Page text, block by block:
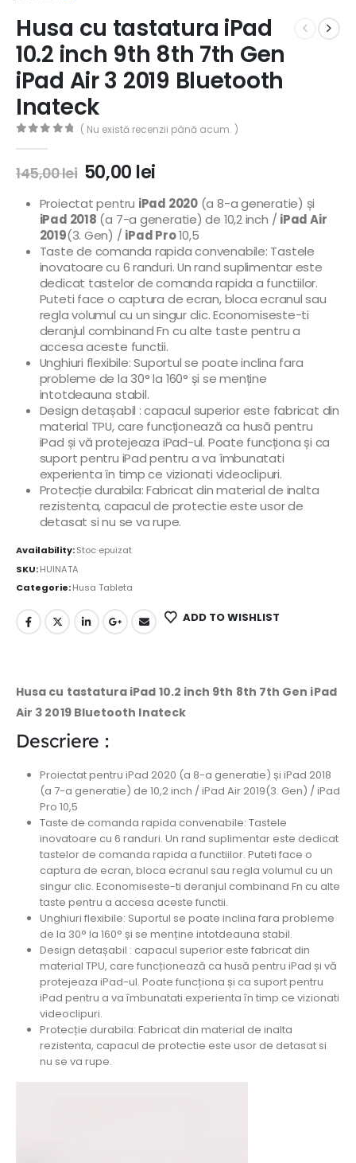
Husa cu tastatura iPad
10.2 inch 9th 8th 7th Gen
iPad Air 3 2019 Bluetooth
Inateck
( Nu există recenzii până acum. )
145,00lei 50,00 lei
Proiectat pentru iPad 2020(a 8-a generatie) și
iPad 2018 (a 7-a generatie) de 10,2 inch / iPad Air
2019(3. Gen) / iPad Pro10,5
Taste de comanda rapida convenabile: Tastele
inovatoare cu 6 randuri. Un rand suplimentar este
dedicat tastelor de comanda rapida a functiilor.
Puteti face o captura de ecran, bloca ecranul sau
regla volumul cu un singur clic. Economiseste-ti
deranjul combinand Fn cu alte taste pentru a
accesa aceste functii.
Unghiuri flexibile: Suportul se poate inclina fara
probleme de la 30° la 160° și se menține
intotdeauna stabil.
Design detașabil : capacul superior este fabricat din
material TPU, care funcționează ca husă pentru
iPad și vă protejeaza iPad-ul. Poate funcționa și ca
suport pentru iPad pentru a va îmbunatati
experienta în timp ce vizionati videoclipuri.
Protecție durabila: Fabricat din material de inalta
rezistenta, capacul de protectie este usor de
detasat si nu se va rupe.
Availability:Stoc epuizat
SKU:HUINATA
Categorie:Husa Tableta
ADD TO WISHLIST
Husa cu tastatura iPad 10.2 inch 9th 8th 7th Gen iPad
Air 3 2019 Bluetooth Inateck
Descriere :
Proiectat pentru iPad 2020 (a 8-a generatie) și iPad 2018
(a 7-a generatie) de 10,2 inch / iPad Air 2019(3. Gen) / iPad
Pro 10,5
Taste de comanda rapida convenabile: Tastele
inovatoare cu 6 randuri. Un rand suplimentar este dedicat
tastelor de comanda rapida a functiilor. Puteti face o
captura de ecran, bloca ecranul sau regla volumul cu un
singur clic. Economiseste-ti deranjul combinand Fn cu alte
taste pentru a accesa aceste functii.
Unghiuri flexibile: Suportul se poate inclina fara probleme
de la 30° la 160° și se menține intotdeauna stabil.
Design detașabil : capacul superior este fabricat din
material TPU, care funcționează ca husă pentru iPad și vă
protejeaza iPad-ul. Poate funcționa și ca suport pentru
iPad pentru a va îmbunatati experienta în timp ce vizionati
videoclipuri.
Protecție durabila: Fabricat din material de inalta
rezistenta, capacul de protectie este usor de detasat si
nu se va rupe.